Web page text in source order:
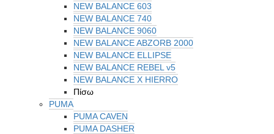
NEW BALANCE 603
NEW BALANCE 740
NEW BALANCE 9060
NEW BALANCE ABZORB 2000
NEW BALANCE ELLIPSE
NEW BALANCE REBEL v5
NEW BALANCE X HIERRO
Πίσω
PUMA
PUMA CAVEN
PUMA DASHER